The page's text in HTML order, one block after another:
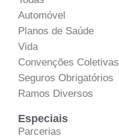
Automóvel
Planos de Saúde
Vida
Convenções Coletivas
Seguros Obrigatórios
Ramos Diversos
Especiais
Parcerias